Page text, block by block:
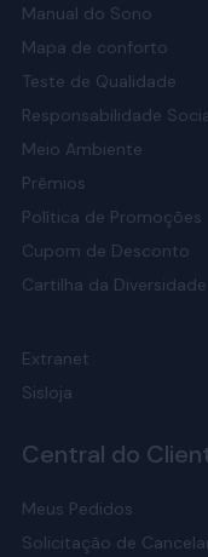
Manual do Sono
Mapa de conforto
Teste de Qualidade
Responsabilidade
Meio Ambiente
Prêmios
Política de Promoções
Cupom de Desconto
Cartilha da Diversidade
Extranet
Sisloja
Central do
Meus Pedidos
Solicitação de